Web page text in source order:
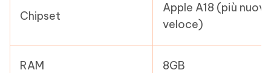
Chipset
Apple A18 (più
veloce)
RAM 8GB